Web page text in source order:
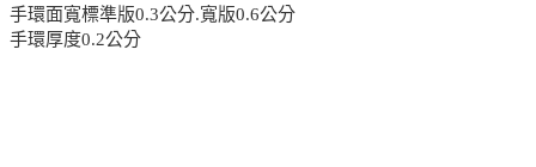
手環面寬標準版0.3公分.寬版0.6公分
手環厚度0.2公分